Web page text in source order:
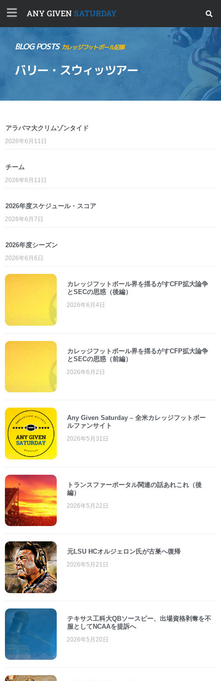
ANY GIVEN SATURDAY
BLOG POSTSカレッジフットボール記事
バリー・スウィッツアー
アラバマ大クリムゾンタイド
2026年6月11日
チーム
2026年6月11日
2026年度スケジュール・スコア
2026年6月7日
2026年度シーズン
2026年6月6日
カレッジフットボール界を揺るがすCFP拡大論争
とSECの思惑（後編）
2026年6月4日
カレッジフットボール界を揺るがすCFP拡大論争
とSECの思惑（前編）
2026年6月2日
Any Given Saturday – 全米カレッジフットボー
ルファンサイト
2026年5月31日
トランスファーポータル関連の話あれこれ（後
編）
2026年5月22日
元LSU HCオルジェロン氏が古巣へ復帰
2026年5月21日
テキサス工科大QBソースビー、出場資格剥奪を不
服としてNCAAを提訴へ
2026年5月20日